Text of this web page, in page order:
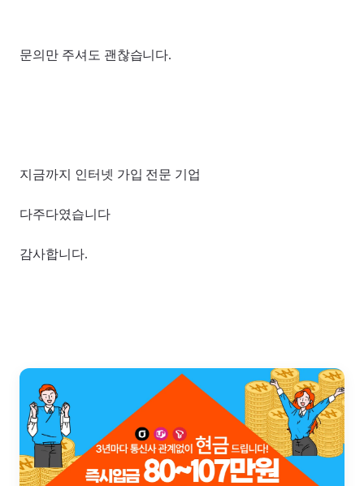
문의만 주셔도 괜찮습니다.
지금까지 인터넷 가입 전문 기업
다주다였습니다
감사합니다.